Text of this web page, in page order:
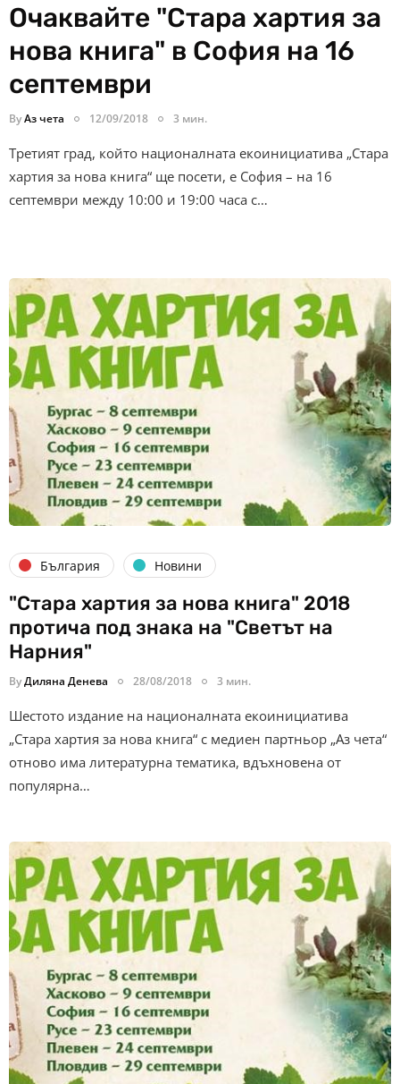
Очаквайте "Стара хартия за
нова книга" в София на 16
септември
ByАз чета 12/09/2018 3 мин.
Третият град, който националната екоинициатива „Стара
хартия за нова книга“ ще посети, е София – на 16
септември между 10:00 и 19:00 часа с…
България Новини
"Стара хартия за нова книга" 2018
протича под знака на "Светът на
Нарния"
ByДиляна Денева 28/08/2018 3 мин.
Шестото издание на националната екоинициатива
„Стара хартия за нова книга“ с медиен партньор „Аз чета“
отново има литературна тематика, вдъхновена от
популярна…